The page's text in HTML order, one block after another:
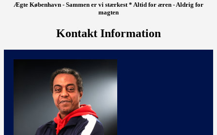
Ægte København - Sammen er vi stærkest * Altid for æren - Aldrig for
magten
Kontakt Information